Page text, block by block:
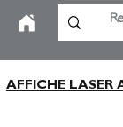
AFFICHE LASER